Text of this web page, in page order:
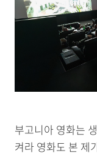
부고니아 영화는
켜라 영화도 본 제